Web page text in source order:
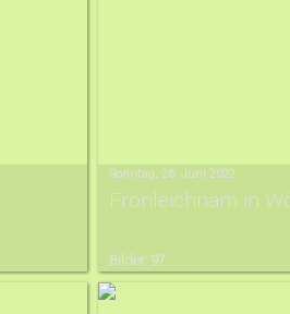
Sonntag, 26. Juni 2022
Fronleichnam in
Bilder: 97